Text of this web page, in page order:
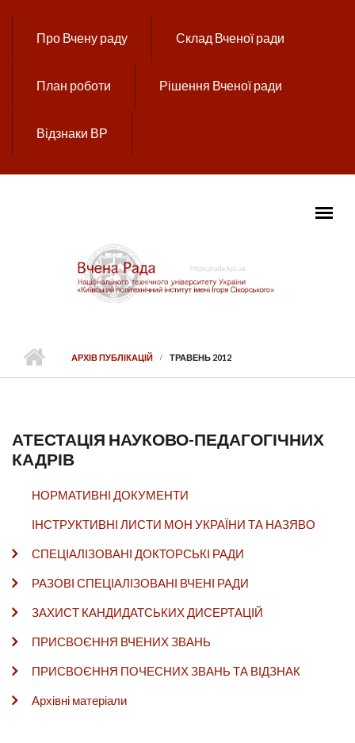
Про Вчену раду Склад Вченої ради
План роботи Рішення Вченої ради
Відзнаки ВР
ГОЛОВНЕ МЕНЮ
АРХІВ ПУБЛІКАЦІЙ ТРАВЕНЬ 2012
АТЕСТАЦІЯ НАУКОВО-ПЕДАГОГІЧНИХ
КАДРІВ
НОРМАТИВНІ ДОКУМЕНТИ
ІНСТРУКТИВНІ ЛИСТИ МОН УКРАЇНИ ТА НАЗЯВО
СПЕЦІАЛІЗОВАНІ ДОКТОРСЬКІ РАДИ
РАЗОВІ СПЕЦІАЛІЗОВАНІ ВЧЕНІ РАДИ
ЗАХИСТ КАНДИДАТСЬКИХ ДИСЕРТАЦІЙ
ПРИСВОЄННЯ ВЧЕНИХ ЗВАНЬ
ПРИСВОЄННЯ ПОЧЕСНИХ ЗВАНЬ ТА ВІДЗНАК
Архівні матеріали